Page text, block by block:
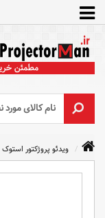
ویدئو پروژکتور استوک